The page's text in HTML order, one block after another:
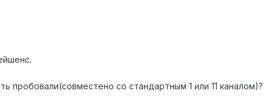
пробовали(совместено со стандартным 1 или 11 каналом)?